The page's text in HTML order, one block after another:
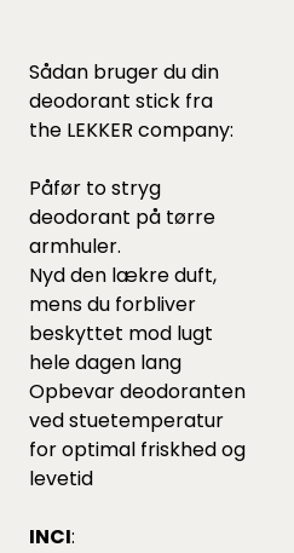
Sådan bruger du din
deodorant stick fra
the LEKKER company:
Påfør to stryg
deodorant på tørre
armhuler.
Nyd den lækre duft,
mens du forbliver
beskyttet mod lugt
hele dagen lang
Opbevar deodoranten
ved stuetemperatur
for optimal friskhed og
levetid
INCI: